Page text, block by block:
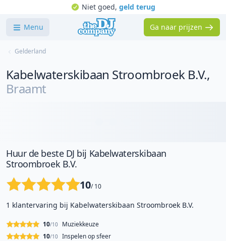
Niet goed, geld terug
Menu Ga naar prijzen
Gelderland
Kabelwaterskibaan Stroombroek B.V.,
Braamt
Huur de beste DJ bij Kabelwaterskibaan
Stroombroek B.V.
10/ 10
1 klantervaring bij Kabelwaterskibaan Stroombroek B.V.
Muziekkeuze
10/10
Inspelen op sfeer
10/10